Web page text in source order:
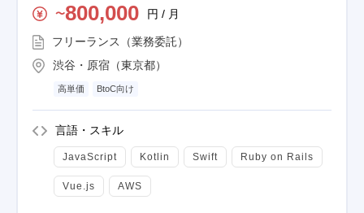
〜800,000 円 / 月
フリーランス（業務委託）
渋谷・原宿（東京都）
高単価 BtoC向け
言語・スキル
JavaScript Kotlin Swift Ruby on Rails
Vue.js AWS